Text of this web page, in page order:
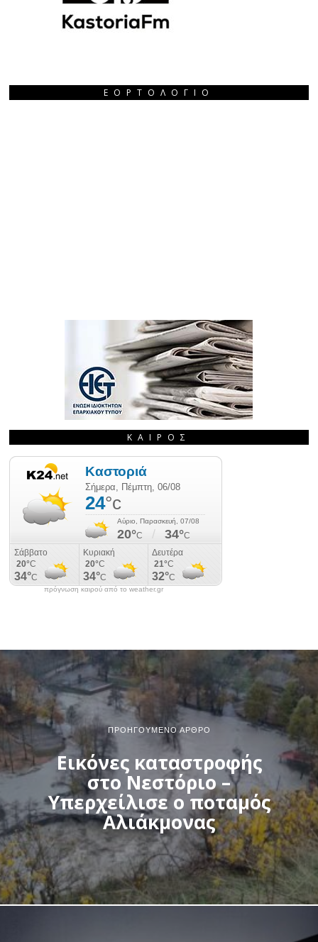
ΕΟΡΤΟΛΌΓΙΟ
ΚΑΙΡΌΣ
πρόγνωση καιρού από το weather.gr
ΠΡΟΗΓΟΎΜΕΝΟ ΆΡΘΡΟ
Εικόνες καταστροφής
στο Νεστόριο –
Υπερχείλισε ο ποταμός
Αλιάκμονας